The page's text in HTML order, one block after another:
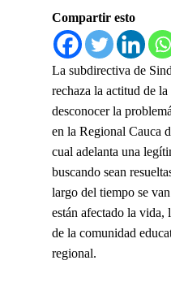
Compartir esto
La subdirectiva de
rechaza la actitud de
desconocer la
en la Regional Cauca
cual adelanta una
buscando sean
largo del tiempo se
están afectado la vida,
de la comunidad
regional.